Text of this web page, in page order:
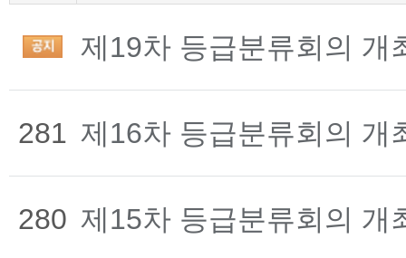
제19차 등급분류회의 개
281 제16차 등급분류회의 개
280 제15차 등급분류회의 개